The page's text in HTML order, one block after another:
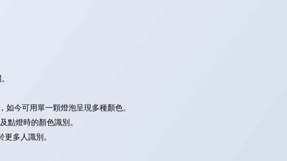
今可用單一顆燈泡呈現多種顏色。
點燈時的顏色識別。
多人識別。